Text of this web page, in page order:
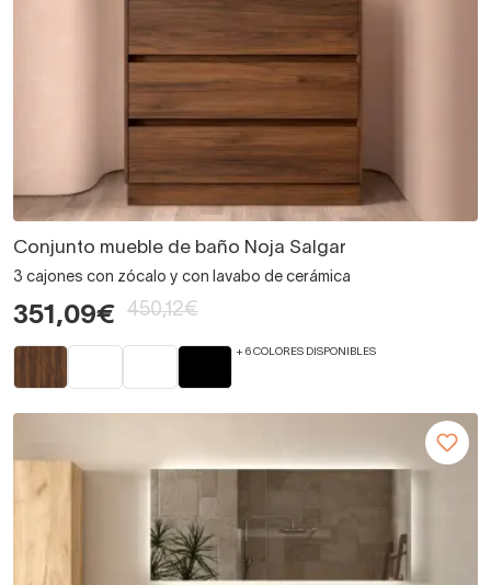
Conjunto mueble de baño Noja Salgar
3 cajones con zócalo y con lavabo de cerámica
351,09€ 450,12€
+ 6 COLORES DISPONIBLES